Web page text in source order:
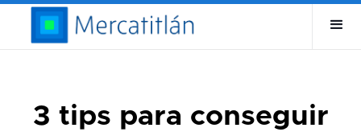
3 tips para conseguir